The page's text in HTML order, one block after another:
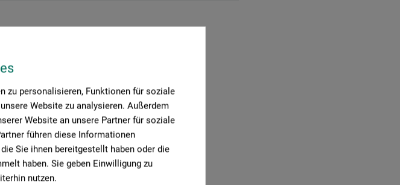
zu personalisieren, Funktionen für soziale
Website zu analysieren. Außerdem
Website an unsere Partner für soziale
führen diese Informationen
Sie ihnen bereitgestellt haben oder die
haben. Sie geben Einwilligung zu
nutzen.
(0)
zu diesem Produkt